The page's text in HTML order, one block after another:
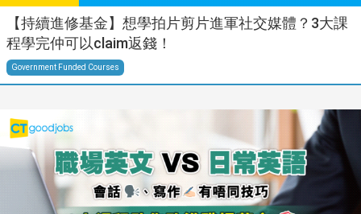
【持續進修基金】想學拍片剪片進軍社交媒體？3大課
程學完仲可以claim返錢！
Government Funded Courses